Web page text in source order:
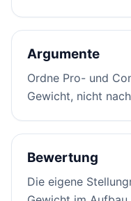
Argumente
Ordne Pro- und
Gewicht, nicht
Bewertung
Die eigene